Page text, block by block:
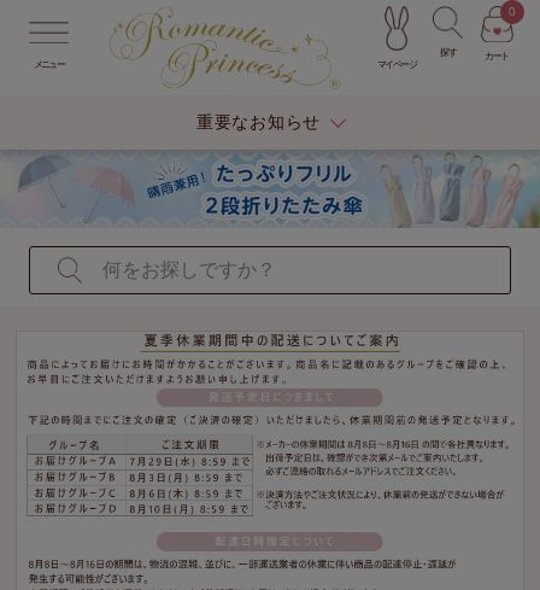
メニュー マイページ
探す カート
0
重要なお知らせ